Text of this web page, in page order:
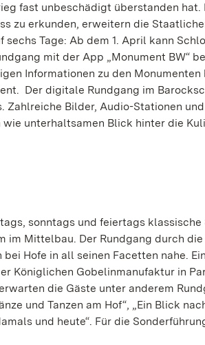
fast unbeschädigt überstanden hat.
zu erkunden, erweitern die
Tage: Ab dem 1. April kann
mit der App „Monument BW“
Informationen zu den Monumenten
Der digitale Rundgang im
Zahlreiche Bilder, Audio-Stationen
unterhaltsamen Blick hinter die
sonntags und feiertags klassische
im Mittelbau. Der Rundgang durch
Hofe in all seinen Facetten nahe.
Königlichen Gobelinmanufaktur in
die Gäste unter anderem
und Tanzen am Hof“, „Ein Blick
und heute“. Für die